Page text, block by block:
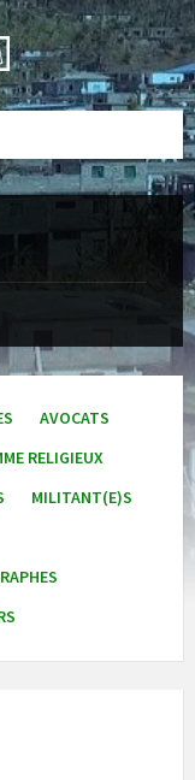
AVOCATS
RELIGIEUX
MILITANT(E)S